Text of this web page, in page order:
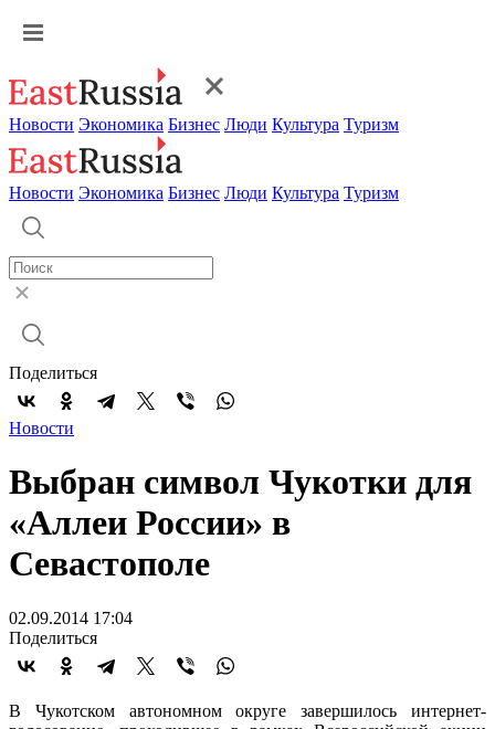
Новости Экономика Бизнес Люди Культура Туризм
Новости Экономика Бизнес Люди Культура Туризм
Поделиться
Новости
Выбран символ Чукотки для
«Аллеи России» в
Севастополе
02.09.2014 17:04
Поделиться
В Чукотском автономном округе завершилось интернет-